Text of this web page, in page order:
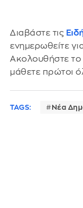
Διαβάστε τις
ενημερωθείτε
Ακολουθήστε το
μάθετε πρώτοι
TAGS: Νέα